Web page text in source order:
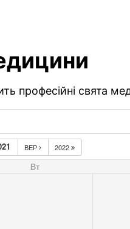
професійні свята
ВЕР 2022
Вт